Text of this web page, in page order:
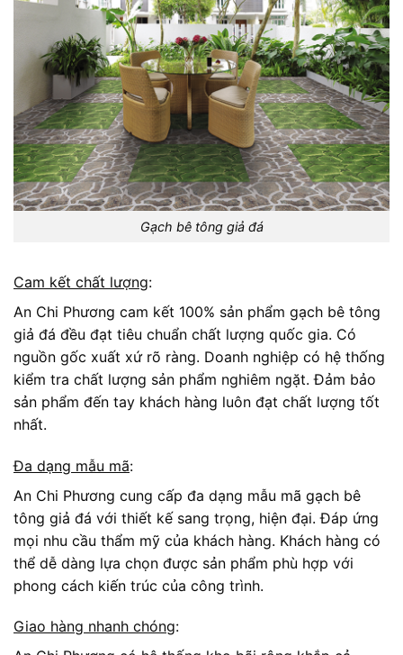
Gạch bê tông giả đá
Cam kết chất lượng:
An Chi Phương cam kết 100% sản phẩm gạch bê tông
giả đá đều đạt tiêu chuẩn chất lượng quốc gia. Có
nguồn gốc xuất xứ rõ ràng. Doanh nghiệp có hệ thống
kiểm tra chất lượng sản phẩm nghiêm ngặt. Đảm bảo
sản phẩm đến tay khách hàng luôn đạt chất lượng tốt
nhất.
Đa dạng mẫu mã:
An Chi Phương cung cấp đa dạng mẫu mã gạch bê
tông giả đá với thiết kế sang trọng, hiện đại. Đáp ứng
mọi nhu cầu thẩm mỹ của khách hàng. Khách hàng có
thể dễ dàng lựa chọn được sản phẩm phù hợp với
phong cách kiến trúc của công trình.
Giao hàng nhanh chóng: